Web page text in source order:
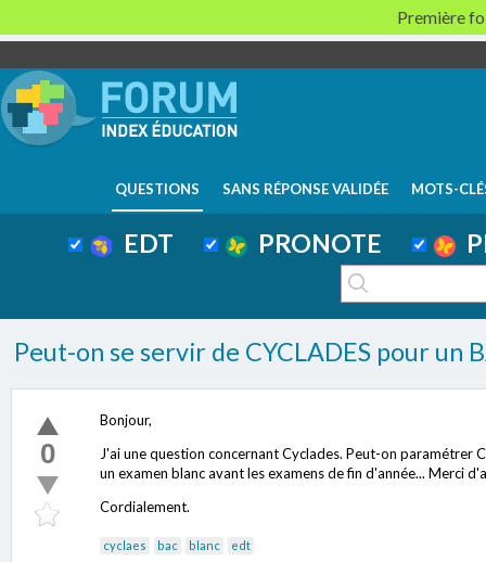
QUESTIONS SANS RÉPONSE VALIDÉE MOTS-
EDT PRONOTE
Peut-on se servir de CYCLADES pour un
0
Bonjour,
J'ai une question concernant Cyclades. Peut-on paramétrer
un examen blanc avant les examens de fin d'année... Merci
Cordialement.
cyclaes bac blanc edt
Première